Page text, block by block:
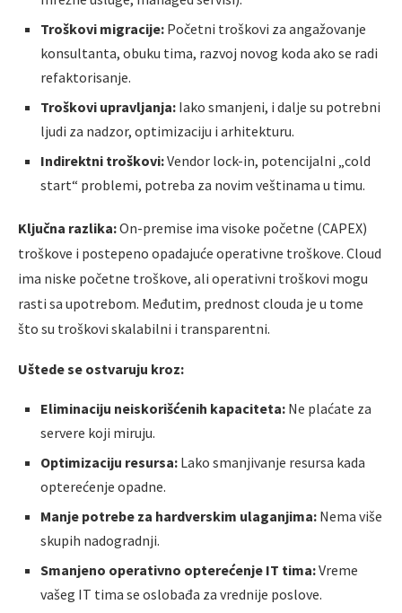
Troškovi migracije: Početni troškovi za angažovanje
konsultanta, obuku tima, razvoj novog koda ako se radi
refaktorisanje.
Troškovi upravljanja: Iako smanjeni, i dalje su potrebni
ljudi za nadzor, optimizaciju i arhitekturu.
Indirektni troškovi:Vendor lock-in, potencijalni „cold
start“ problemi, potreba za novim veštinama u timu.
Ključna razlika:On-premise ima visoke početne (CAPEX)
troškove i postepeno opadajuće operativne troškove. Cloud
ima niske početne troškove, ali operativni troškovi mogu
rasti sa upotrebom. Međutim, prednost clouda je u tome
što su troškovi skalabilni i transparentni.
Uštede se ostvaruju kroz:
Eliminaciju neiskorišćenih kapaciteta: Ne plaćate za
servere koji miruju.
Optimizaciju resursa: Lako smanjivanje resursa kada
opterećenje opadne.
Manje potrebe za hardverskim ulaganjima: Nema više
skupih nadogradnji.
Smanjeno operativno opterećenje IT tima:Vreme
vašeg IT tima se oslobađa za vrednije poslove.